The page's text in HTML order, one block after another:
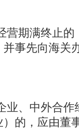
营期满终止
事先向海关
、中外合作
的，应由董